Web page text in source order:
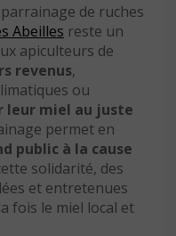
de ruches
Abeilles reste un
apiculteurs de
revenus,
ou
leur miel au juste
permet en
public à la cause
solidarité, des
et entretenues
fois le miel local et